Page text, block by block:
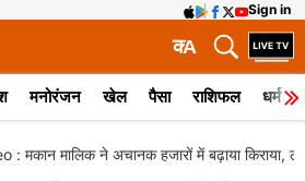
Sign in
A
क
मनोरंजन खेल पैसा राशिफल धर्म
: मकान मालिक ने अचानक हजारों में बढ़ाया किराया,